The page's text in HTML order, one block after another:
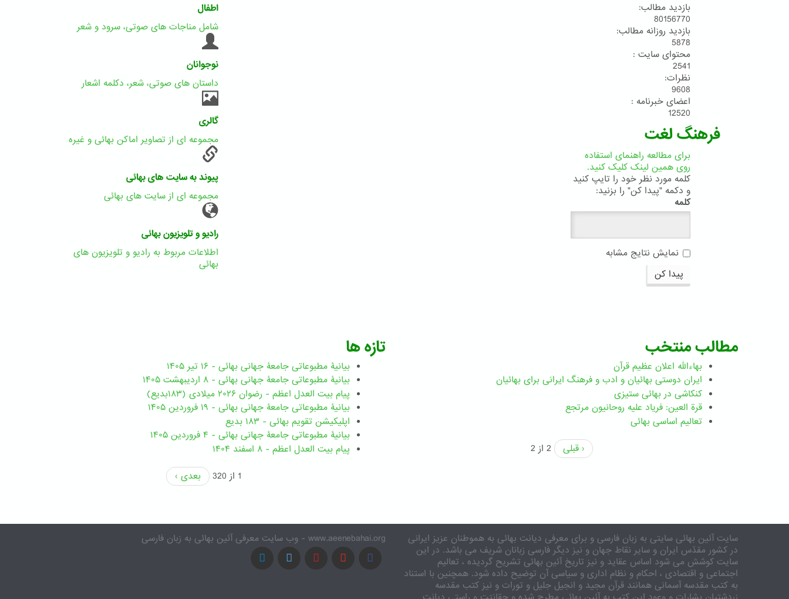
اطفال
شامل مناجات های صوتی، سرود و شعر
نوجوانان
داستان های صوتی، شعر، دکلمه اشعار
گالری
مجموعه ای از تصاویر اماکن بهائی و غیره
پیوند به سایت های بهائی
مجموعه ای از سایت های بهائی
رادیو و تلویزیون بهائی
اطلاعات مربوط به رادیو و تلویزیون های
بهائی
بازدید مطالب:
80156770
بازدید روزانه مطالب:
5878
محتوای سایت :
2541
نظرات:
9608
اعضای خبرنامه :
12520
فرهنگ لغت
برای مطالعه راهنمای استفاده
روی همین لینک کلیک کنید.
کلمه مورد نظر خود را تایپ کنید
و دکمه "پیدا کن" را بزنید:
کلمه
نمایش نتایج مشابه
پیدا کن
تازه ها
بیانیۀ مطبوعاتی جامعۀ جهانی بهائی - ۱۶ تیر ۱۴۰۵
بیانیۀ مطبوعاتی جامعۀ جهانی بهائی - ۸ اردیبهشت ۱۴۰۵
پیام بیت العدل اعظم - رضوان ۲۰۲۶ میلادی (۱۸۳بدیع)
بیانیۀ مطبوعاتی جامعۀ جهانی بهائی - ۱۹ فروردین ۱۴۰۵
اپلیکیشن تقویم بهائی - ۱۸۳ بدیع
بیانیۀ مطبوعاتی جامعۀ جهانی بهائی - ۴ فروردین ۱۴۰۵
پیام بیت العدل اعظم - ۸ اسفند ۱۴۰۴
1 از 320
بعدی ›
مطالب منتخب
بهاءالله اعلان عظیم قرآن
ايران دوستی بهائيان و ادب و فرهنگ ايرانی برای بهائيان
کنکاشی در بهائی ستيزی
قرة العین: فریاد علیه روحانیون مرتجع
تعالیم اساسی بهائی
‹ قبلی
2 از 2
www.aeenebahai.org - وب سایت معرفی آئین بهائی به زبان فارسی
سایت آئین بهائی سایتی به زبان فارسی و برای معرفی دیانت بهائی به هموطنان عزیز ایرانی
در کشور مقدّس ایران و سایر نقاط جهان و نیز دیگر فارسی زبانان شریف می باشد. در این
سایت کوشش می شود اساس عقاید و نیز تاریخ آئین بهائی تشریح گردیده ، تعالیم
اجتماعی و اقتصادی ، احکام و نظام اداری و سیاسی آن توضیح داده شود. همچنین با استناد
به کتب مقدسه آسمانی همانند قرآن مجید و انجیل جلیل و تورات و نیز کتب مقدسه